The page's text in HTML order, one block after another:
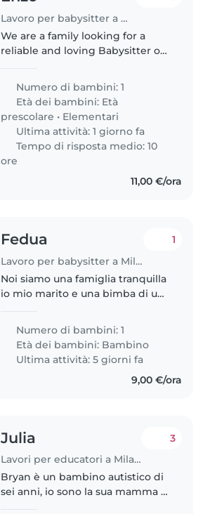
Lavoro per babysitter a Milano
We are a family looking for a
reliable and loving Babysitter or
daughter. Our little 1 is talkative,
friendly, and affectionate, and
we would love to find..
Numero di bambini: 1
Età dei bambini: Età
prescolare • Elementari
Ultima attività: 1 giorno fa
Tempo di risposta medio: 10
ore
11,00 €/ora
Fedua
Lavoro per babysitter a Milano
1
Noi siamo una famiglia tranquilla
io mio marito e una bimba di un
altrettanto rispettosa. Sono
incinta e dovrei partorire..
Numero di bambini: 1
Età dei bambini: Bambino
Ultima attività: 5 giorni fa
9,00 €/ora
Julia
Lavori per educatori a Milano
3
Bryan è un bambino autistico di
sei anni, io sono la sua mamma e